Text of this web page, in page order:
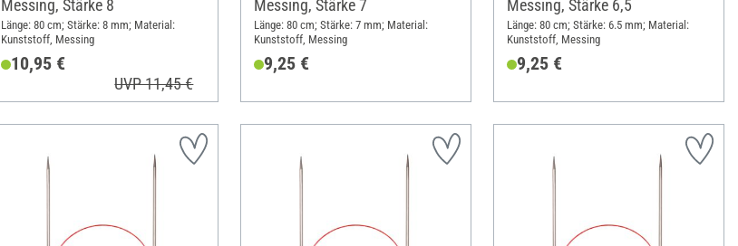
Messing, Stärke 8
Länge: 80 cm; Stärke: 8 mm; Material:
Kunststoff, Messing
10,95 €
UVP 11,45 €
Messing, Stärke 7
Länge: 80 cm; Stärke: 7 mm; Material:
Kunststoff, Messing
9,25 €
Messing, Stärke 6,5
Länge: 80 cm; Stärke: 6.5 mm; Material:
Kunststoff, Messing
9,25 €